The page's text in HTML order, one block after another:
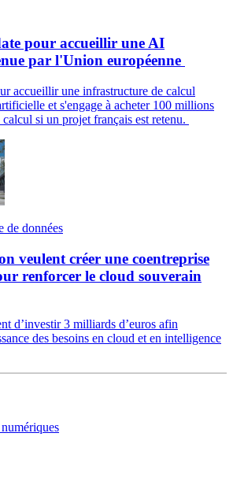
pour accueillir une AI
par l'Union européenne
accueillir une infrastructure de calcul
et s'engage à acheter 100 millions
si un projet français est retenu.
de données
veulent créer une coentreprise
renforcer le cloud souverain
d’investir 3 milliards d’euros afin
des besoins en cloud et en intelligence